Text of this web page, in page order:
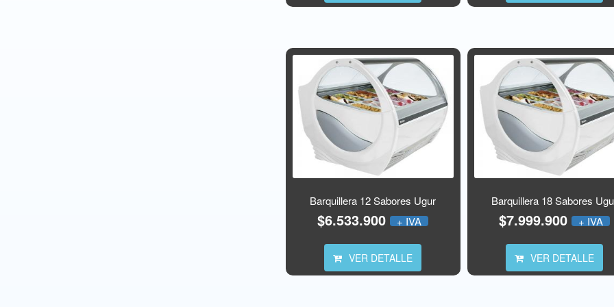
Barquillera 12 Sabores Ugur
$6.533.900 + IVA
VER DETALLE
Barquillera 18 Sabores
$7.999.900 + IVA
VER DETALLE